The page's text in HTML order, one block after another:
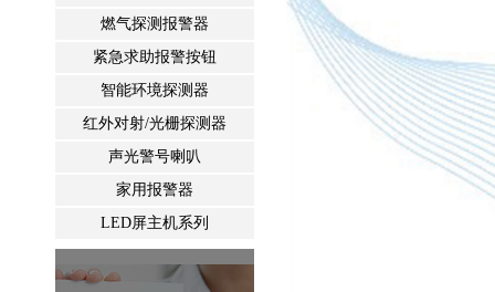
燃气探测报警器
紧急求助报警按钮
智能环境探测器
红外对射/光栅探测器
声光警号喇叭
家用报警器
LED屏主机系列